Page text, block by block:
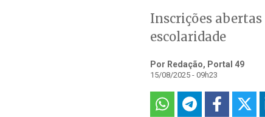
Inscrições abertas
escolaridade
Por Redação, Portal 49
15/08/2025 - 09h23